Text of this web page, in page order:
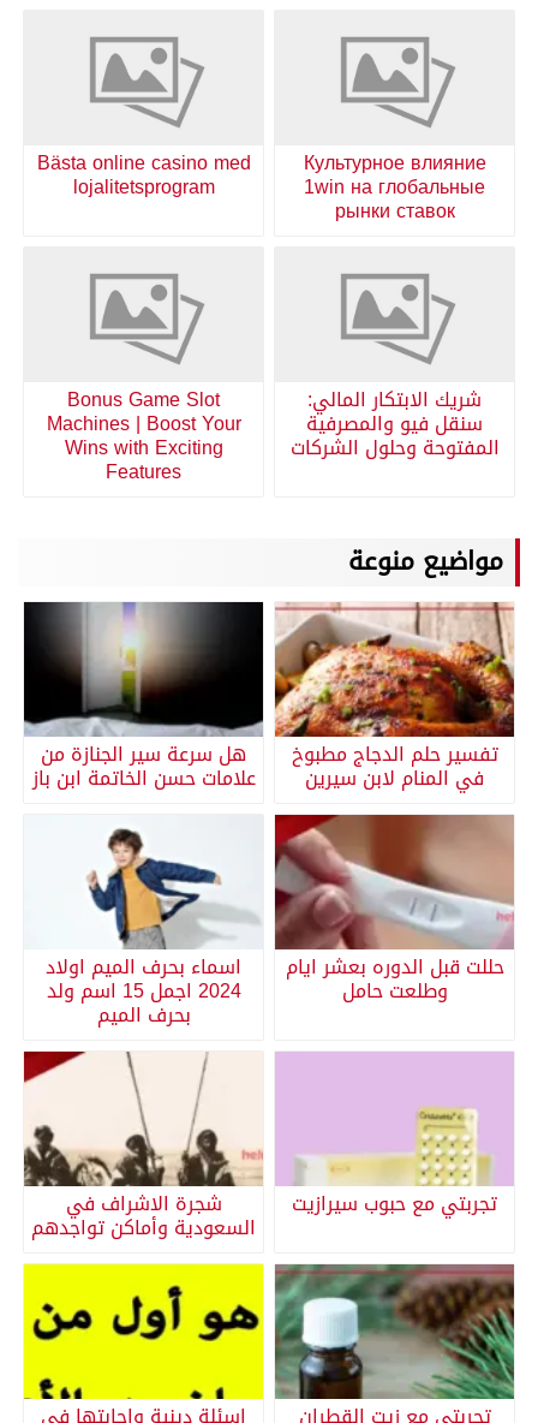
Культурное влияние
1win на глобальные
рынки ставок
Bästa online casino med
lojalitetsprogram
شريك الابتكار المالي:
سنقل فيو والمصرفية
المفتوحة وحلول الشركات
Bonus Game Slot
Machines | Boost Your
Wins with Exciting
Features
مواضيع منوعة
تفسير حلم الدجاج مطبوخ
في المنام لابن سيرين
هل سرعة سير الجنازة من
علامات حسن الخاتمة ابن باز
حللت قبل الدوره بعشر ايام
وطلعت حامل
اسماء بحرف الميم اولاد
2024 اجمل 15 اسم ولد
بحرف الميم
تجربتي مع حبوب سيرازيت شجرة الاشراف في
السعودية وأماكن تواجدهم